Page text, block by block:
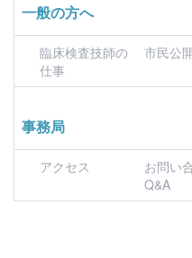
一般の方へ
臨床検査技師の
仕事
市民公
事務局
アクセス
お問い
Q&A